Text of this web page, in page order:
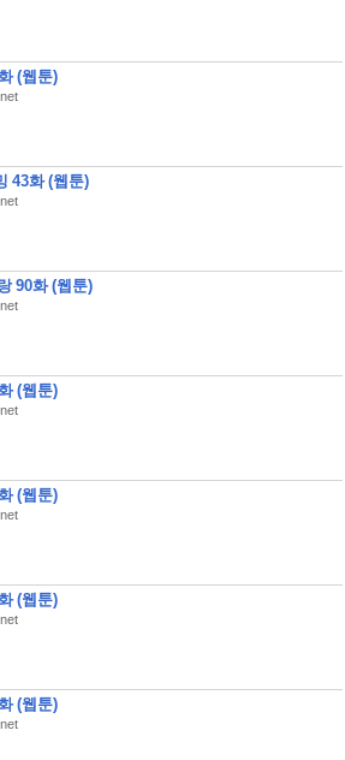
(웹툰)
43화 (웹툰)
90화 (웹툰)
(웹툰)
(웹툰)
(웹툰)
(웹툰)